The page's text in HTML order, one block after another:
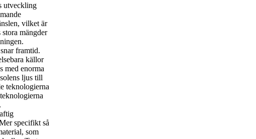
utveckling
vilket är
mängder
framtid.
källor
med enorma
ljus till
teknologierna
specifikt så
som